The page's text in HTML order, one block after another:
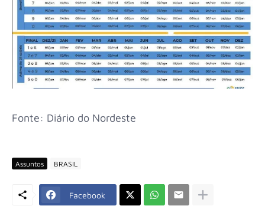
Fonte: Diário do Nordeste
Assuntos BRASIL
Facebook